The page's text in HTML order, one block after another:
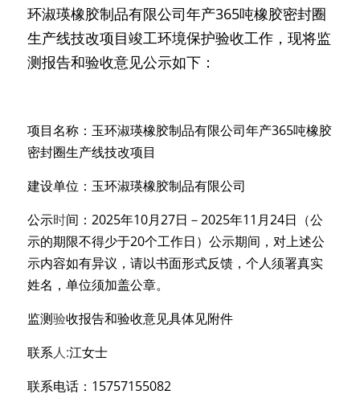
环淑瑛橡胶制品有限公司年产365吨橡胶密封圈
生产线技改项目竣工环境保护验收工作，现将监
测报告和验收意见公示如下：
项目名称：玉环淑瑛橡胶制品有限公司年产365吨橡胶
密封圈生产线技改项目
建设单位：玉环淑瑛橡胶制品有限公司
公示时间：2025年10月27日 －2025年11 月24日 （公
示的期限不得少于20个工作日）公示期间，对上述公
示内容如有异议，请以书面形式反馈，个人须署真实
姓名，单位须加盖公章。
监测验收报告和验收意见具体见附件
联系人:江女士
联系电话： 15757155082